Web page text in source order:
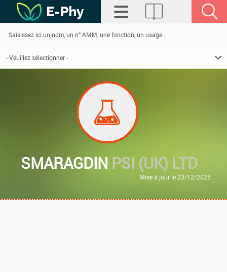
SMARAGDIN PSI (UK) LTD
Mise à jour le 23/12/2025